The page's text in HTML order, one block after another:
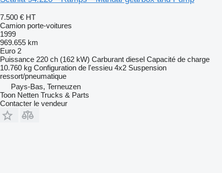
7.500 € HT
Camion porte-voitures
1999
969.655 km
Euro 2
Puissance 220 ch (162 kW) Carburant diesel Capacité de charge
10.760 kg Configuration de l'essieu 4x2 Suspension
ressort/pneumatique
Pays-Bas, Terneuzen
Toon Netten Trucks & Parts
Contacter le vendeur